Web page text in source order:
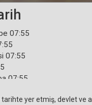
07:55
07:55
07:55
yer etmiş, devlet ve